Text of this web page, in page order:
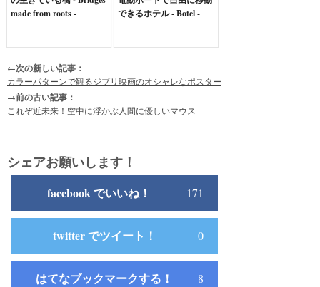
made from roots -
できるホテル - Botel -
←次の新しい記事：
カラーパターンで観るジブリ映画のオシャレなポスター
→前の古い記事：
これぞ近未来！空中に浮かぶ人間に優しいマウス
シェアお願いします！
facebook でいいね！ 171
twitter でツイート！ 0
はてなブックマークする！ 8